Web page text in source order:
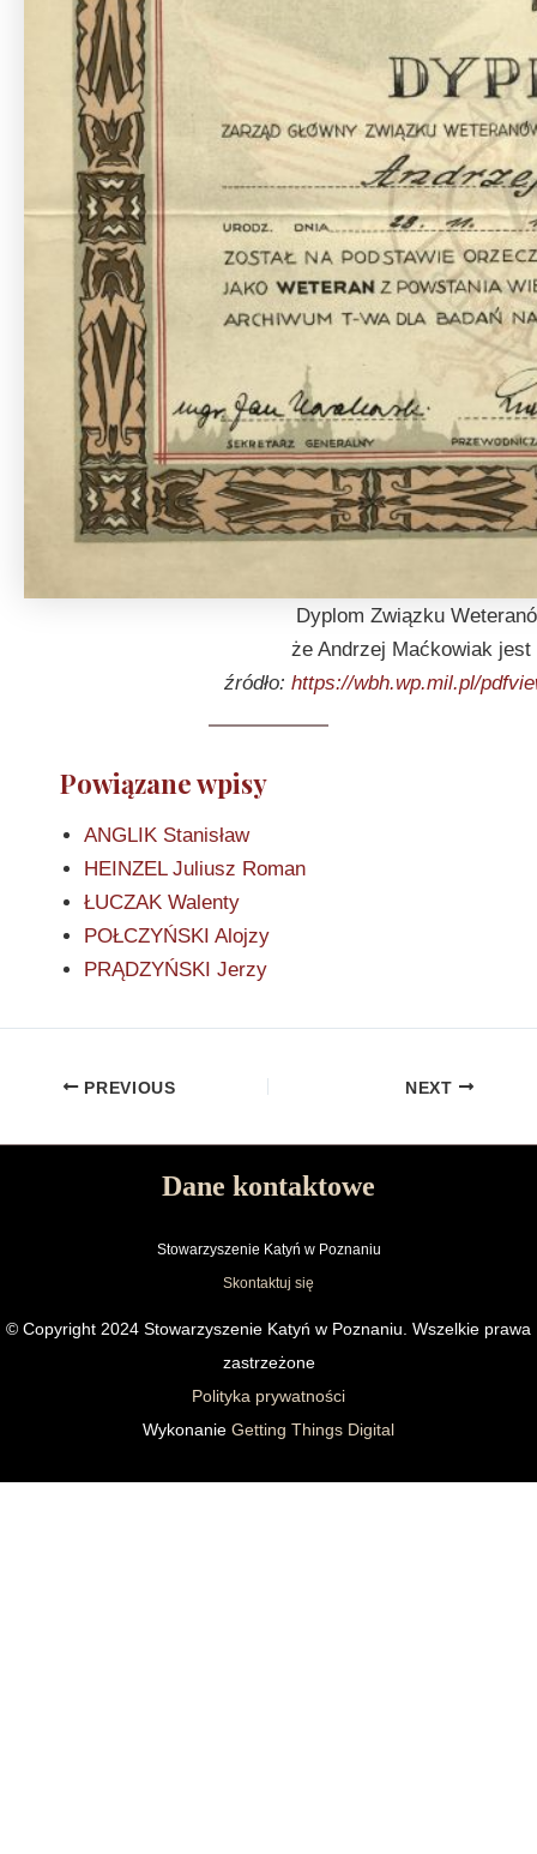
Dyplom Związku
że Andrzej Maćkowiak
źródło: https://wbh.wp.mil.pl/
Powiązane wpisy
ANGLIK Stanisław
HEINZEL Juliusz Roman
ŁUCZAK Walenty
POŁCZYŃSKI Alojzy
PRĄDZYŃSKI Jerzy
PREVIOUS NEXT
Dane kontaktowe
Stowarzyszenie Katyń w Poznaniu
Skontaktuj się
© Copyright 2024 Stowarzyszenie Katyń w Poznaniu. Wszelkie prawa
zastrzeżone
Polityka prywatności
Wykonanie Getting Things Digital